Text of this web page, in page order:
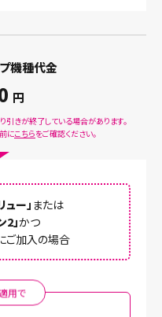
機種代金
円
きが終了している場合があります。
にこちらをご確認ください。
ー」 または
2」かつ
ご加入の場合
用で